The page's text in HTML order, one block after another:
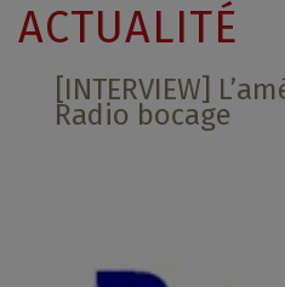
ACTUALITÉ
[INTERVIEW]
Radio bocage